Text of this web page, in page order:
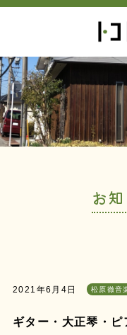
お
2021年6月4日 松原徹音
ギター・大正琴・ピ